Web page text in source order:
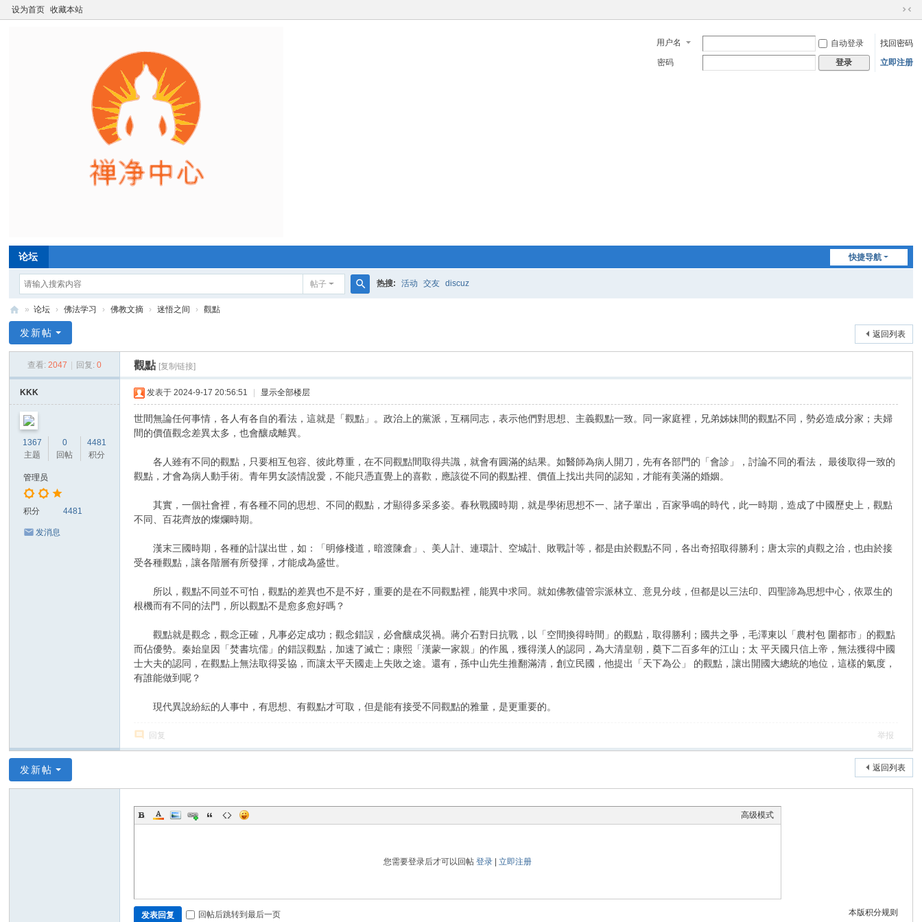
设为首页 收藏本站
切
到
窄
用户名 自动登录
找回密码
密码
登录 立即注册
快捷导航
论坛
帖子 热搜: 活动 交友 discuz
净
心
» 论坛 › 佛法学习 › 佛教文摘 › 迷悟之间 › 觀點
返回列表
发新帖
查看: 2047 回复: 0 觀點 [复制链接]
KKK
1367
主题
0
回帖
4481
积分
管理员
积分 4481
发消息
发表于 2024-9-17 20:56:51 显示全部楼层
世間無論任何事情，各人有各自的看法，這就是「觀點」。政治上的黨派，互稱同志，表示他們對思想、主義觀點一致。同一家庭裡，兄弟姊妹間的觀點不同，勢必造成分家；夫婦
間的價值觀念差異太多，也會釀成離異。
各人雖有不同的觀點，只要相互包容、彼此尊重，在不同觀點間取得共識，就會有圓滿的結果。如醫師為病人開刀，先有各部門的「會診」，討論不同的看法， 最後取得一致的
觀點，才會為病人動手術。青年男女談情說愛，不能只憑直覺上的喜歡，應該從不同的觀點裡、價值上找出共同的認知，才能有美滿的婚姻。
其實，一個社會裡，有各種不同的思想、不同的觀點，才顯得多采多姿。春秋戰國時期，就是學術思想不一、諸子輩出，百家爭鳴的時代，此一時期，造成了中國歷史上，觀點
不同、百花齊放的燦爛時期。
漢末三國時期，各種的計謀出世，如：「明修棧道，暗渡陳倉」、美人計、連環計、空城計、敗戰計等，都是由於觀點不同，各出奇招取得勝利；唐太宗的貞觀之治，也由於接
受各種觀點，讓各階層有所發揮，才能成為盛世。
所以，觀點不同並不可怕，觀點的差異也不是不好，重要的是在不同觀點裡，能異中求同。就如佛教儘管宗派林立、意見分歧，但都是以三法印、四聖諦為思想中心，依眾生的
根機而有不同的法門，所以觀點不是愈多愈好嗎？
觀點就是觀念，觀念正確，凡事必定成功；觀念錯誤，必會釀成災禍。蔣介石對日抗戰，以「空間換得時間」的觀點，取得勝利；國共之爭，毛澤東以「農村包 圍都市」的觀點
而佔優勢。秦始皇因「焚書坑儒」的錯誤觀點，加速了滅亡；康熙「漢蒙一家親」的作風，獲得漢人的認同，為大清皇朝，奠下二百多年的江山；太 平天國只信上帝，無法獲得中國
士大夫的認同，在觀點上無法取得妥協，而讓太平天國走上失敗之途。還有，孫中山先生推翻滿清，創立民國，他提出「天下為公」 的觀點，讓出開國大總統的地位，這樣的氣度，
有誰能做到呢？
現代異說紛紜的人事中，有思想、有觀點才可取，但是能有接受不同觀點的雅量，是更重要的。
回复 举报
返回列表
发新帖
高级模式
您需要登录后才可以回帖登录 |立即注册
本版积分规则
发表回复 回帖后跳转到最后一页